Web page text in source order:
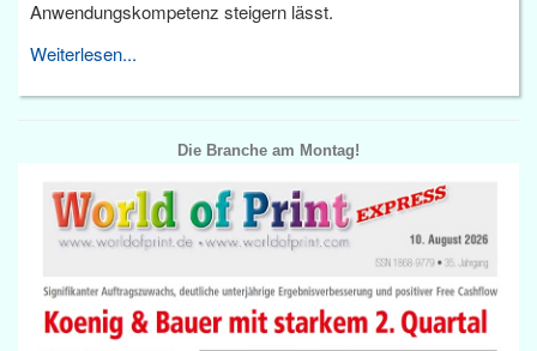
Anwendungskompetenz steigern lässt.
Weiterlesen...
Die Branche am Montag!